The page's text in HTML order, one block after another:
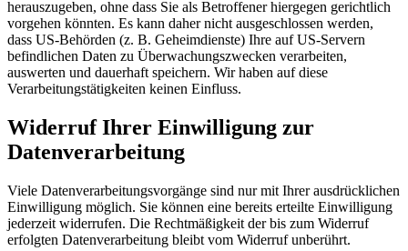
herauszugeben, ohne dass Sie als Betroffener hiergegen gerichtlich
vorgehen könnten. Es kann daher nicht ausgeschlossen werden,
dass US-Behörden (z. B. Geheimdienste) Ihre auf US-Servern
befindlichen Daten zu Überwachungszwecken verarbeiten,
auswerten und dauerhaft speichern. Wir haben auf diese
Verarbeitungstätigkeiten keinen Einfluss.
Widerruf Ihrer Einwilligung zur
Datenverarbeitung
Viele Datenverarbeitungsvorgänge sind nur mit Ihrer ausdrücklichen
Einwilligung möglich. Sie können eine bereits erteilte Einwilligung
jederzeit widerrufen. Die Rechtmäßigkeit der bis zum Widerruf
erfolgten Datenverarbeitung bleibt vom Widerruf unberührt.